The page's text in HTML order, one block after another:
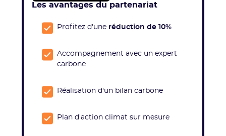
Les avantages du partenariat
Profitez d'une réduction de 10%
Accompagnement avec un expert
carbone
Réalisation d'un bilan carbone
Plan d'action climat sur mesure